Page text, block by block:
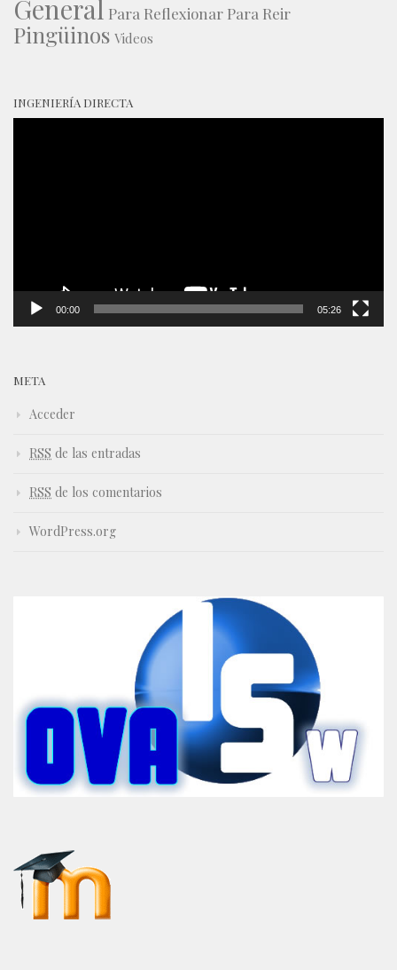
General Para Reflexionar Para Reir
Pingüinos Videos
INGENIERÍA DIRECTA
00:00 05:26
META
Acceder
RSS de las entradas
RSS de los comentarios
WordPress.org